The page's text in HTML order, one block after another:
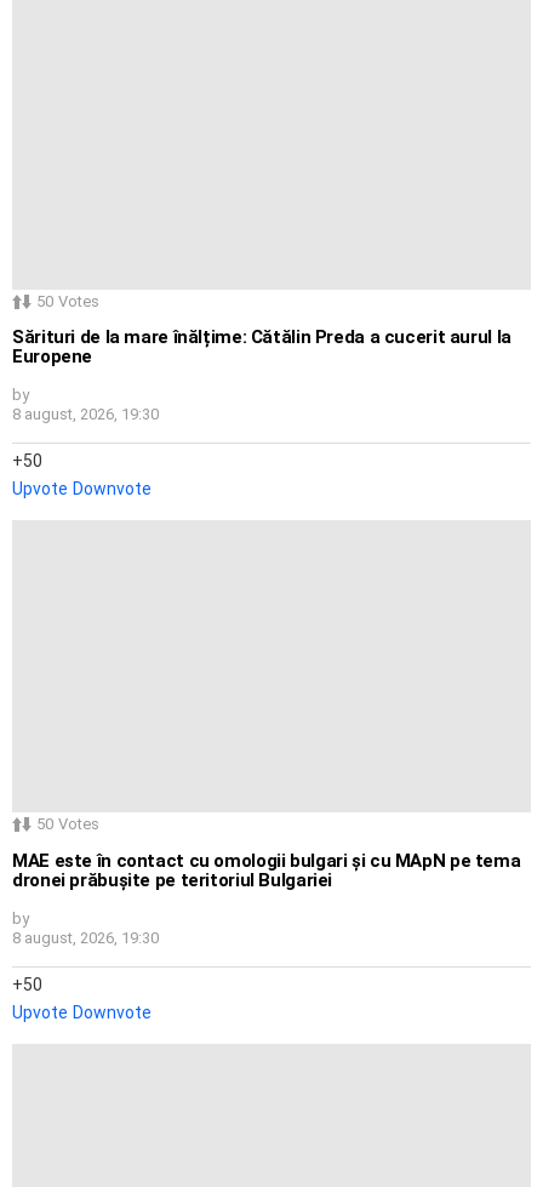
50 Votes
Sărituri de la mare înălțime: Cătălin Preda a cucerit aurul la
Europene
by
8 august, 2026, 19:30
50
Upvote Downvote
50 Votes
MAE este în contact cu omologii bulgari și cu MApN pe tema
dronei prăbușite pe teritoriul Bulgariei
by
8 august, 2026, 19:30
50
Upvote Downvote